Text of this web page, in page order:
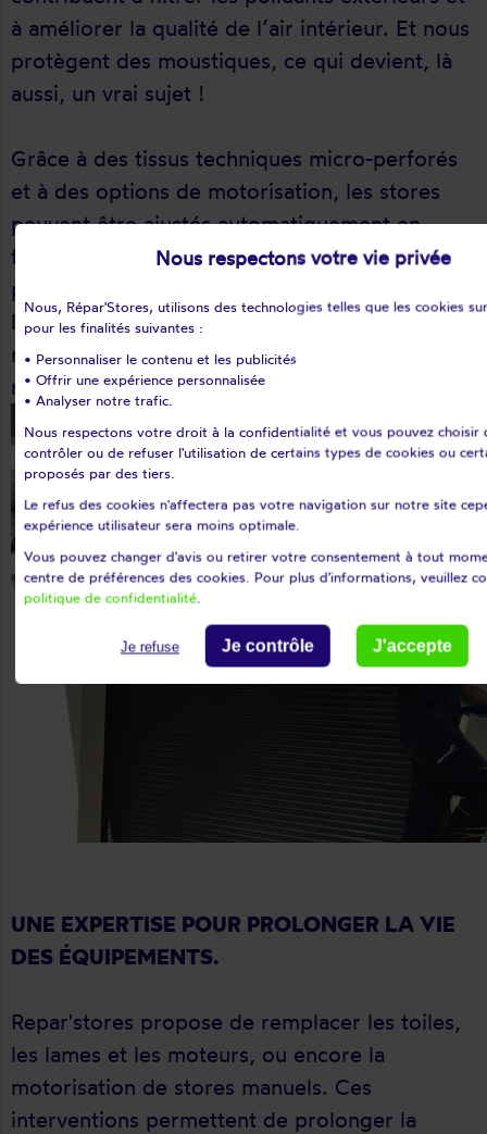
à améliorer la qualité de l’air intérieur. Et nous
protègent des moustiques, ce qui devient, là
aussi, un vrai sujet !
Grâce à des tissus techniques micro-perforés
et à des options de motorisation, les stores
peuvent être ajustés automatiquement en
fonction de la lumière naturelle. De plus en
plus de matériaux durables sont intégrés dans
leur conception assurent également une
résistance accrue face aux intempéries et aux
rayons UV.
UNE EXPERTISE POUR PROLONGER LA VIE
DES ÉQUIPEMENTS.
Repar'stores propose de remplacer les toiles,
les lames et les moteurs, ou encore la
motorisation de stores manuels. Ces
interventions permettent de prolonger la
Nous respectons votre vie privée
Nous, Répar'Stores, utilisons des technologies telles que les cookies
pour les finalités suivantes :
• Personnaliser le contenu et les publicités
• Offrir une expérience personnalisée
• Analyser notre trafic.
Nous respectons votre droit à la confidentialité et vous pouvez choisir
contrôler ou de refuser l'utilisation de certains types de cookies ou
proposés par des tiers.
Le refus des cookies n'affectera pas votre navigation sur notre site
expérience utilisateur sera moins optimale.
Vous pouvez changer d'avis ou retirer votre consentement à tout
centre de préférences des cookies. Pour plus d'informations, veuillez
politique de confidentialité.
Je refuse Je contrôle J'accepte